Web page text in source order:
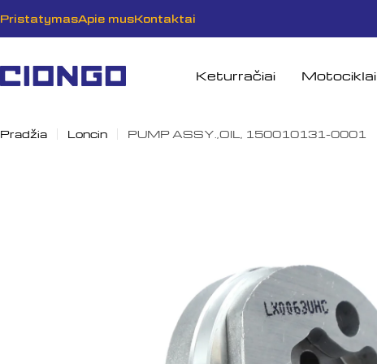
prie
PristatymasApie musKontaktai
Keturračiai Motociklai
Pradžia Loncin PUMP ASSY.,OIL, 150010131-0001